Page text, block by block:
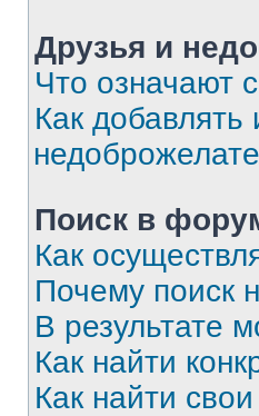
Друзья и
Что означают
Как добавлять
Поиск в
Как
Почему поиск
В результате
Как найти
Как найти